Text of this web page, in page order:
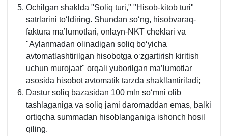
Ochilgan shaklda "Soliq turi," "Hisob-kitob turi"
satrlarini toʻldiring. Shundan soʻng, hisobvaraq-
faktura ma’lumotlari, onlayn-NKT cheklari va
"Aylanmadan olinadigan soliq boʻyicha
avtomatlashtirilgan hisobotga oʻzgartirish kiritish
uchun murojaat" orqali yuborilgan ma’lumotlar
asosida hisobot avtomatik tarzda shakllantiriladi;
Dastur soliq bazasidan 100 mln soʻmni olib
tashlaganiga va soliq jami daromaddan emas, balki
ortiqcha summadan hisoblanganiga ishonch hosil
qiling.